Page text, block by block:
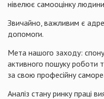
нівелює самооцінку
Звичайно, важливим є
допомоги.
Мета нашого заходу:
активного пошуку роботи
за свою професійну
Аналіз стану ринку праці